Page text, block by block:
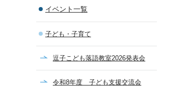
イベント一覧
子ども・子育て
逗子こども落語教室2026発表会
令和8年度 子ども支援交流会